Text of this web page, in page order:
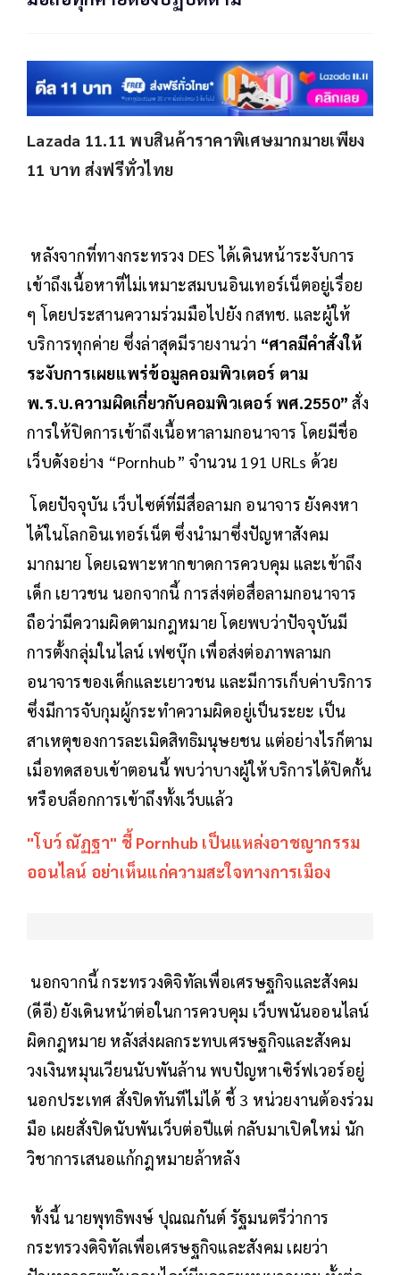
Lazada 11.11 พบสินค้าราคาพิเศษมากมายเพียง
11 บาท ส่งฟรีทั่วไทย
หลังจากที่ทางกระทรวง DES ได้เดินหน้าระงับการ
เข้าถึงเนื้อหาที่ไม่เหมาะสมบนอินเทอร์เน็ตอยู่เรื่อย
ๆ โดยประสานความร่วมมือไปยัง กสทช. และผู้ให้
บริการทุกค่าย ซึ่งล่าสุดมีรายงานว่า “ศาลมีคำสั่งให้
ระงับการเผยแพร่ข้อมูลคอมพิวเตอร์ ตาม
พ.ร.บ.ความผิดเกี่ยวกับคอมพิวเตอร์ พศ.2550” สั่ง
การให้ปิดการเข้าถึงเนื้อหาลามกอนาจาร โดยมีชื่อ
เว็บดังอย่าง “Pornhub” จำนวน 191 URLs ด้วย
โดยปัจจุบัน เว็บไซต์ที่มีสื่อลามก อนาจาร ยังคงหา
ได้ในโลกอินเทอร์เน็ต ซึ่งนำมาซึ่งปัญหาสังคม
มากมาย โดยเฉพาะหากขาดการควบคุม และเข้าถึง
เด็ก เยาวชน นอกจากนี้ การส่งต่อสื่อลามกอนาจาร
ถือว่ามีความผิดตามกฎหมาย โดยพบว่าปัจจุบันมี
การตั้งกลุ่มในไลน์ เฟซบุ๊ก เพื่อส่งต่อภาพลามก
อนาจารของเด็กและเยาวชน และมีการเก็บค่าบริการ
ซึ่งมีการจับกุมผู้กระทำความผิดอยู่เป็นระยะ เป็น
สาเหตุของการละเมิดสิทธิมนุษยชน แต่อย่างไรก็ตาม
เมื่อทดสอบเข้าตอนนี้ พบว่าบางผู้ให้บริการได้ปิดกั้น
หรือบล็อกการเข้าถึงทั้งเว็บแล้ว
"โบว์ ณัฏฐา" ชี้ Pornhub เป็นแหล่งอาชญากรรม
ออนไลน์ อย่าเห็นแก่ความสะใจทางการเมือง
นอกจากนี้ กระทรวงดิจิทัลเพื่อเศรษฐกิจและสังคม
(ดีอี) ยังเดินหน้าต่อในการควบคุม เว็บพนันออนไลน์
ผิดกฎหมาย หลังส่งผลกระทบเศรษฐกิจและสังคม
วงเงินหมุนเวียนนับพันล้าน พบปัญหาเซิร์ฟเวอร์อยู่
นอกประเทศ สั่งปิดทันทีไม่ได้ ชี้ 3 หน่วยงานต้องร่วม
มือ เผยสั่งปิดนับพันเว็บต่อปีแต่ กลับมาเปิดใหม่ นัก
วิชาการเสนอแก้กฎหมายล้าหลัง
ทั้งนี้ นายพุทธิพงษ์ ปุณณกันต์ รัฐมนตรีว่าการ
กระทรวงดิจิทัลเพื่อเศรษฐกิจและสังคม เผยว่า